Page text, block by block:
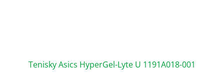
Tenisky Asics HyperGel-Lyte U 1191A018-001